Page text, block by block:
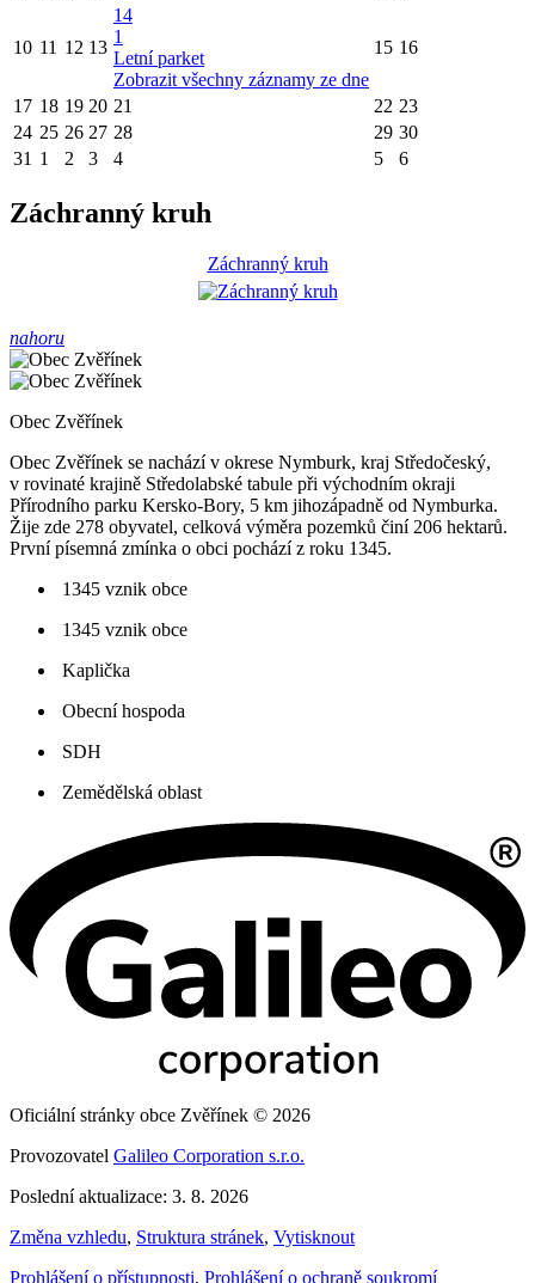
10 11 12 13
14
1
Letní parket
Zobrazit všechny záznamy ze dne
15 16
17 18 19 20 21 22 23
24 25 26 27 28 29 30
31 1 2 3 4 5 6
Záchranný kruh
Záchranný kruh
nahoru
Obec Zvěřínek
Obec Zvěřínek se nachází v okrese Nymburk, kraj Středočeský,
v rovinaté krajině Středolabské tabule při východním okraji
Přírodního parku Kersko-Bory, 5 km jihozápadně od Nymburka.
Žije zde 278 obyvatel, celková výměra pozemků činí 206 hektarů.
První písemná zmínka o obci pochází z roku 1345.
1345 vznik obce
1345 vznik obce
Kaplička
Obecní hospoda
SDH
Zemědělská oblast
Oficiální stránky obce Zvěřínek © 2026
Provozovatel Galileo Corporation s.r.o.
Poslední aktualizace: 3. 8. 2026
Změna vzhledu, Struktura stránek, Vytisknout
Prohlášení o přístupnosti, Prohlášení o ochraně soukromí